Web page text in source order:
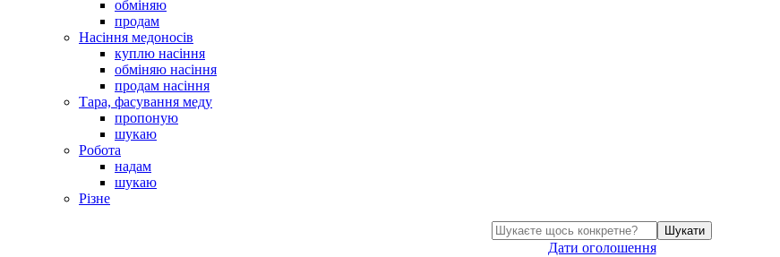
обміняю
продам
Насіння медоносів
куплю насіння
обміняю насіння
продам насіння
Тара, фасування меду
пропоную
шукаю
Робота
надам
шукаю
Різне
Шукати
Дати оголошення